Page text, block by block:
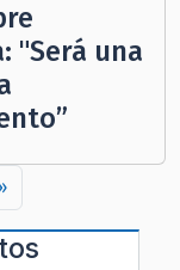
"Será una